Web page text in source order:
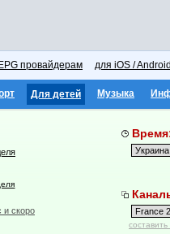
EPG провайдерам для iOS /
Для детей Музыка
и скоро